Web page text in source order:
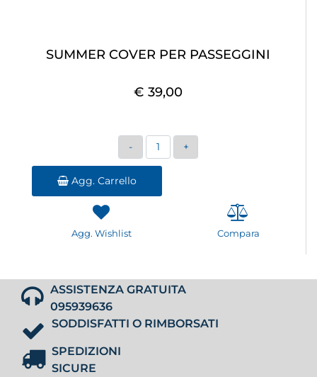
SUMMER COVER PER PASSEGGINI
€ 39,00
Quantità
Agg. Carrello
Agg. Wishlist Compara
ASSISTENZA GRATUITA
095939636
SODDISFATTI O RIMBORSATI
SPEDIZIONI
SICURE